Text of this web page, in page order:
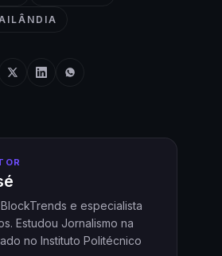
e especialista
Estudou Jornalismo na
no Instituto Politécnico